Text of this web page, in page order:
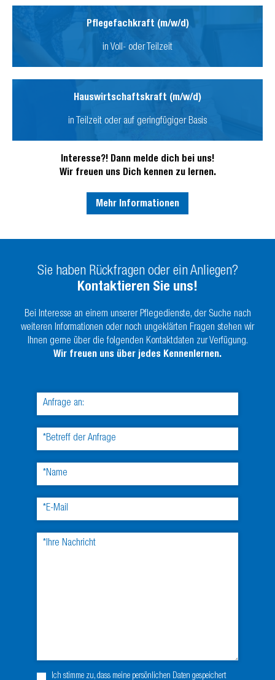
Pflegefachkraft (m/w/d)
in Voll- oder Teilzeit
Hauswirtschaftskraft (m/w/d)
in Teilzeit oder auf geringfügiger Basis
Interesse?! Dann melde dich bei uns!
Wir freuen uns Dich kennen zu lernen.
Mehr Informationen
Sie haben Rückfragen oder ein Anliegen?
Kontaktieren Sie uns!
Bei Interesse an einem unserer Pflegedienste, der Suche nach
weiteren Informationen oder noch ungeklärten Fragen stehen wir
Ihnen gerne über die folgenden Kontaktdaten zur Verfügung.
Wir freuen uns über jedes Kennenlernen.
Ich stimme zu, dass meine persönlichen Daten gespeichert